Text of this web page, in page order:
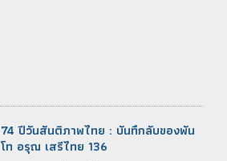
74 ปีวันสันติภาพไทย : บันทึกลับของพัน
โท อรุณ เสรีไทย 136